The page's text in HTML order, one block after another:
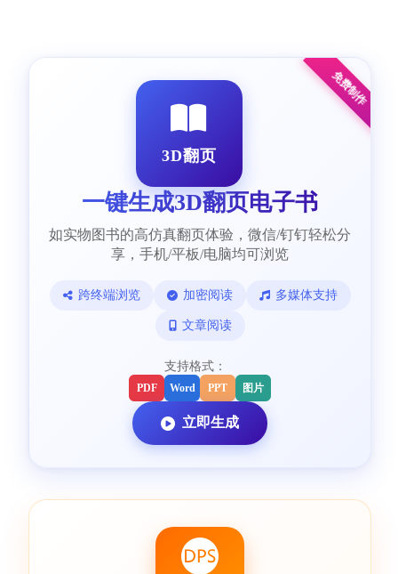
免费制作
3D翻页
一键生成3D翻页电子书
如实物图书的高仿真翻页体验，微信/钉钉轻松分
享，手机/平板/电脑均可浏览
跨终端浏览 加密阅读 多媒体支持
文章阅读
支持格式：
PDF Word PPT 图片
立即生成